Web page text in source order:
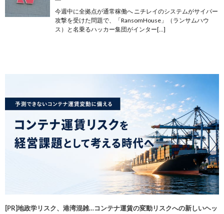
今週中に全拠点が通常稼働へ ニチレイのシステムがサイバー
攻撃を受けた問題で、「RansomHouse」（ランサムハウ
ス）と名乗るハッカー集団がインター[…]
[PR]地政学リスク、港湾混雑…コンテナ運賃の変動リスクへの新しいヘッ